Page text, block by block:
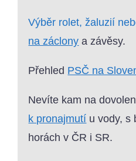
Výběr rolet, žaluzií
na záclony a závěsy.
Přehled PSČ na
Nevíte kam na
k pronajmutí u vody, s
horách v ČR i SR.